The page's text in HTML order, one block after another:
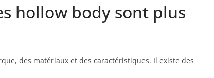
‌hollow body sont plus
des matériaux ⁢et des⁤ caractéristiques. Il existe des